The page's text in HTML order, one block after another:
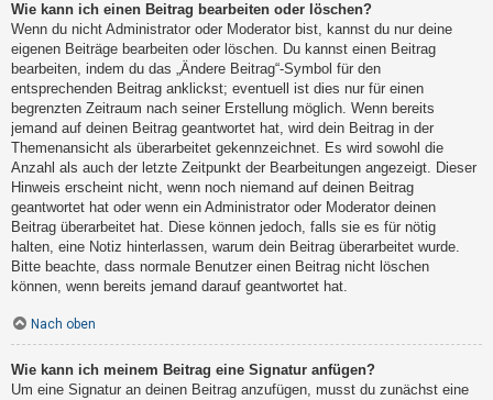
Wie kann ich einen Beitrag bearbeiten oder löschen?
Wenn du nicht Administrator oder Moderator bist, kannst du nur deine
eigenen Beiträge bearbeiten oder löschen. Du kannst einen Beitrag
bearbeiten, indem du das „Ändere Beitrag“-Symbol für den
entsprechenden Beitrag anklickst; eventuell ist dies nur für einen
begrenzten Zeitraum nach seiner Erstellung möglich. Wenn bereits
jemand auf deinen Beitrag geantwortet hat, wird dein Beitrag in der
Themenansicht als überarbeitet gekennzeichnet. Es wird sowohl die
Anzahl als auch der letzte Zeitpunkt der Bearbeitungen angezeigt. Dieser
Hinweis erscheint nicht, wenn noch niemand auf deinen Beitrag
geantwortet hat oder wenn ein Administrator oder Moderator deinen
Beitrag überarbeitet hat. Diese können jedoch, falls sie es für nötig
halten, eine Notiz hinterlassen, warum dein Beitrag überarbeitet wurde.
Bitte beachte, dass normale Benutzer einen Beitrag nicht löschen
können, wenn bereits jemand darauf geantwortet hat.
Nach oben
Wie kann ich meinem Beitrag eine Signatur anfügen?
Um eine Signatur an deinen Beitrag anzufügen, musst du zunächst eine